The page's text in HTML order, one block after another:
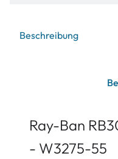
Beschreibung
Ray-Ban
- W3275-55